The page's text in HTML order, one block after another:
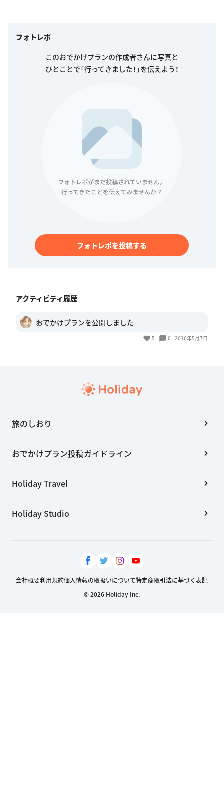
フォトレポ
このおでかけプランの作成者さんに写真と
ひとことで「行ってきました！」を伝えよう！
フォトレポを投稿する
アクティビティ履歴
おでかけプランを公開しました
5 0 2016年5月7日
旅のしおり
おでかけプラン投稿ガイドライン
Holiday Travel
Holiday Studio
会社概要利用規約個人情報の取扱いについて特定商取引法に基づく表記
© 2026 Holiday Inc.